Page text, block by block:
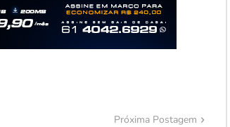
Próxima Postagem